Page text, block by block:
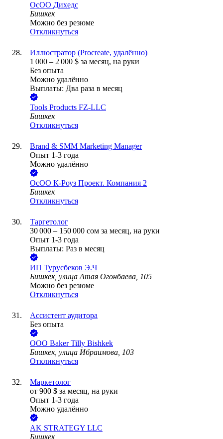
ОсОО Дихедс
Бишкек
Можно без резюме
Откликнуться
Иллюстратор (Procreate, удалённо)
1 000 – 2 000 $ за месяц, на руки
Без опыта
Можно удалённо
Выплаты: Два раза в месяц
Tools Products FZ-LLC
Бишкек
Откликнуться
Brand & SMM Marketing Manager
Опыт 1-3 года
Можно удалённо
ОсОО К-Роуз Проект. Компания 2
Бишкек
Откликнуться
Таргетолог
30 000 – 150 000 сом за месяц, на руки
Опыт 1-3 года
Выплаты: Раз в месяц
ИП Турусбеков Э.Ч
Бишкек, улица Атая Огонбаева, 105
Можно без резюме
Откликнуться
Ассистент аудитора
Без опыта
ООО Baker Tilly Bishkek
Бишкек, улица Ибраимова, 103
Откликнуться
Маркетолог
от 900 $ за месяц, на руки
Опыт 1-3 года
Можно удалённо
AK STRATEGY LLC
Бишкек